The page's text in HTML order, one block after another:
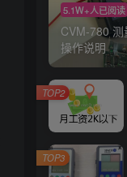
5.1W+人已阅读
CVM-780 测
操作说明
TOP2
TOP3